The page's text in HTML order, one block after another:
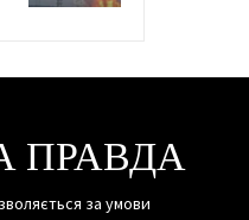
ПРАВДА
за умови